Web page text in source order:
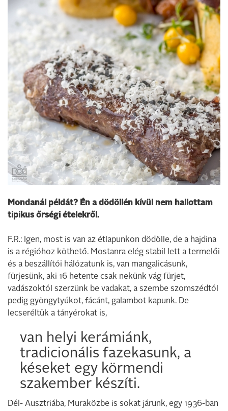
Mondanál példát? Én a dödöllén kívül nem hallottam
tipikus őrségi ételekről.
F.R.: Igen, most is van az étlapunkon dödölle, de a hajdina
is a régióhoz köthető. Mostanra elég stabil lett a termelői
és a beszállítói hálózatunk is, van mangalicásunk,
fürjesünk, aki 16 hetente csak nekünk vág fürjet,
vadászoktól szerzünk be vadakat, a szembe szomszédtól
pedig gyöngytyúkot, fácánt, galambot kapunk. De
lecseréltük a tányérokat is,
van helyi kerámiánk,
tradicionális fazekasunk, a
késeket egy körmendi
szakember készíti.
Dél- Ausztriába, Muraközbe is sokat járunk, egy 1936-ban